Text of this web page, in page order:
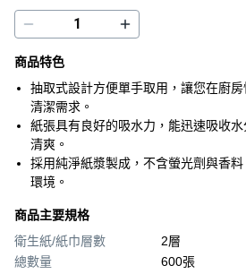
商品特色
抽取式設計方便單手取用，讓您在廚
清潔需求。
紙張具有良好的吸水力，能迅速吸收
清爽。
採用純淨紙漿製成，不含螢光劑與香
環境。
商品主要規格
衛生紙/紙巾層數
2層
總數量
600張